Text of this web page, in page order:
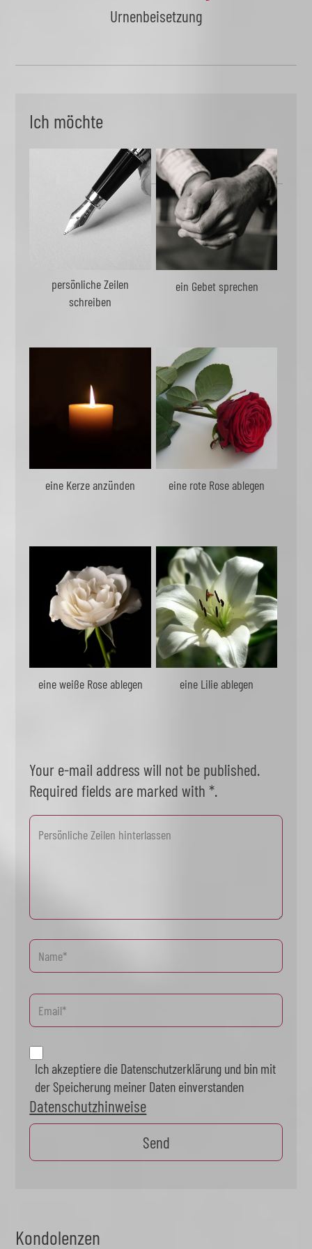
Urnenbeisetzung
Ich möchte
persönliche Zeilen
schreiben
ein Gebet sprechen
eine Kerze anzünden eine rote Rose ablegen
eine weiße Rose ablegen eine Lilie ablegen
Your e-mail address will not be published.
Required fields are marked with *.
Ich akzeptiere die Datenschutzerklärung und bin mit
der Speicherung meiner Daten einverstanden
Datenschutzhinweise
Kondolenzen